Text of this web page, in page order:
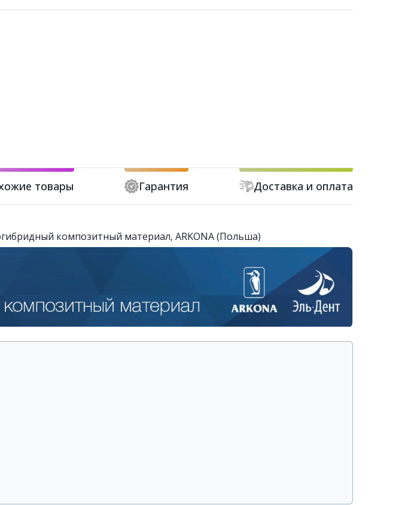
товары Гарантия Доставка и оплата
композитный материал, ARKONA (Польша)